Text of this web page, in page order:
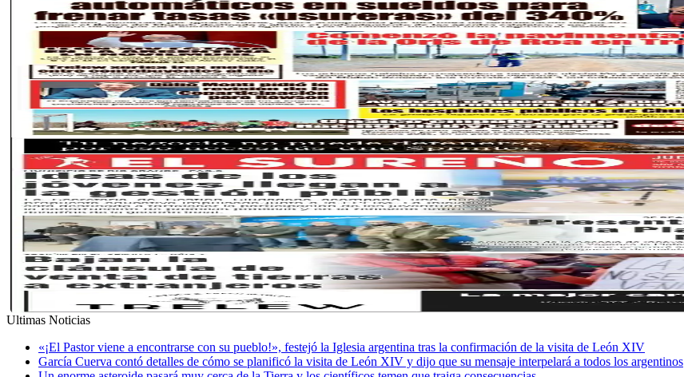
Ultimas Noticias
«¡El Pastor viene a encontrarse con su pueblo!», festejó la Iglesia argentina tras la confirmación de la visita de León XIV
García Cuerva contó detalles de cómo se planificó la visita de León XIV y dijo que su mensaje interpelará a todos los argentinos